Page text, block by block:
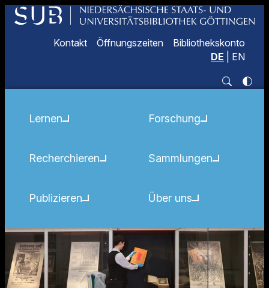
Kontakt Öffnungszeiten
Bibliothekskonto
DE
EN
Lernen
Recherchieren
Publizieren
Forschung
Sammlungen
Über uns